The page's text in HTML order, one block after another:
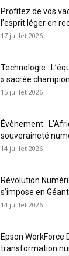
Profitez de vos
l’esprit léger en
17 juillet 2026
Technologie :
» sacrée
15 juillet 2026
Évènement :
souveraineté
14 juillet 2026
Révolution
s’impose en
14 juillet 2026
Epson WorkForce
transformation